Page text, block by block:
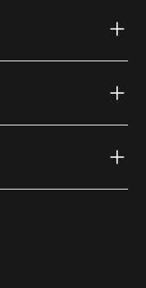
link)
(external link)
(external